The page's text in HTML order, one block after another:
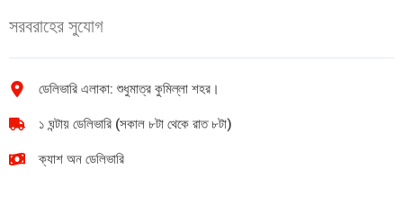
quantity
সরবরাহের সুযোগ
ডেলিভারি এলাকা: শুধুমাত্র কুমিল্লা শহর।
১ ঘন্টায় ডেলিভারি (সকাল ৮টা থেকে রাত ৮টা)
ক্যাশ অন ডেলিভারি